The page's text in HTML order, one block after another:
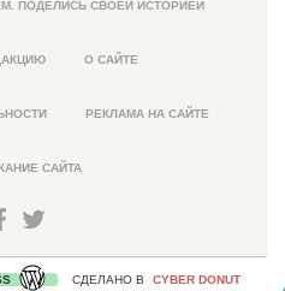
ПОДЕЛИСЬ СВОЕЙ ИСТОРИЕЙ
О САЙТЕ
РЕКЛАМА НА САЙТЕ
САЙТА
СДЕЛАНО В CYBER DONUT